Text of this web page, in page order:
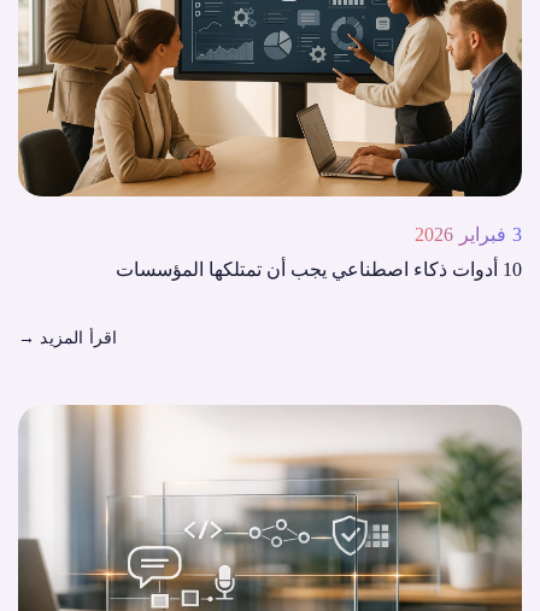
3 فبراير 2026
10 أدوات ذكاء اصطناعي يجب أن تمتلكها المؤسسات
اقرأ المزيد →